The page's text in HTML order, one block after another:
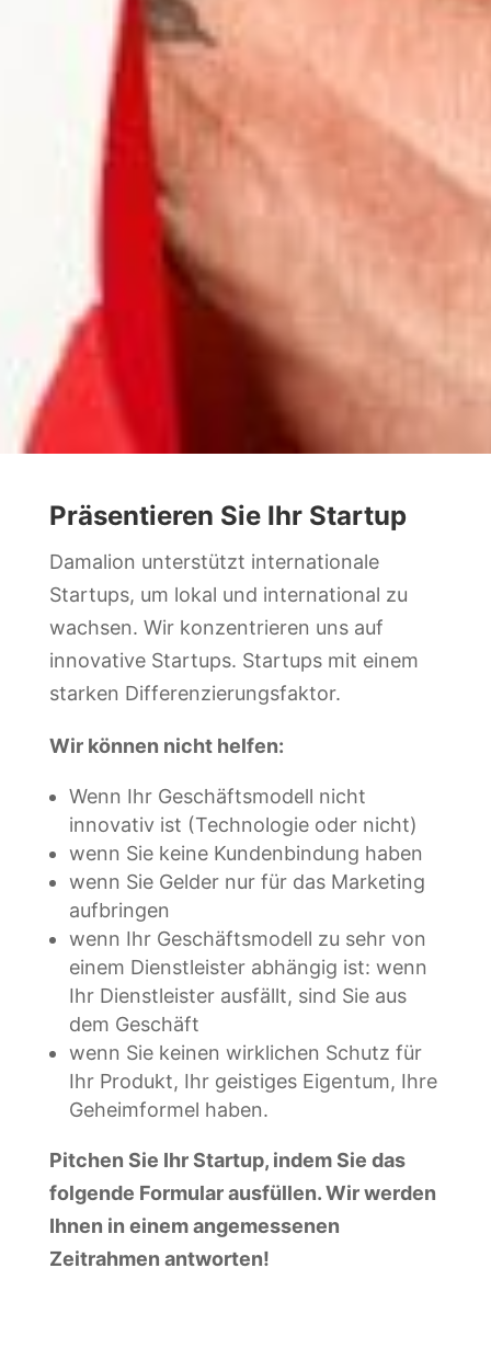
Präsentieren Sie Ihr Startup
Damalion unterstützt internationale
Startups, um lokal und international zu
wachsen. Wir konzentrieren uns auf
innovative Startups. Startups mit einem
starken Differenzierungsfaktor.
Wir können nicht helfen:
Wenn Ihr Geschäftsmodell nicht
innovativ ist (Technologie oder nicht)
wenn Sie keine Kundenbindung haben
wenn Sie Gelder nur für das Marketing
aufbringen
wenn Ihr Geschäftsmodell zu sehr von
einem Dienstleister abhängig ist: wenn
Ihr Dienstleister ausfällt, sind Sie aus
dem Geschäft
wenn Sie keinen wirklichen Schutz für
Ihr Produkt, Ihr geistiges Eigentum, Ihre
Geheimformel haben.
Pitchen Sie Ihr Startup, indem Sie das
folgende Formular ausfüllen. Wir werden
Ihnen in einem angemessenen
Zeitrahmen antworten!